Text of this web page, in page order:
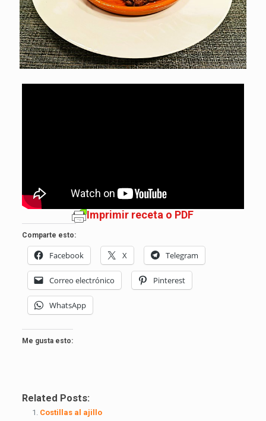
Imprimir receta o PDF
Comparte esto:
Facebook X Telegram
Correo electrónico Pinterest
WhatsApp
Me gusta esto:
Related Posts:
Costillas al ajillo